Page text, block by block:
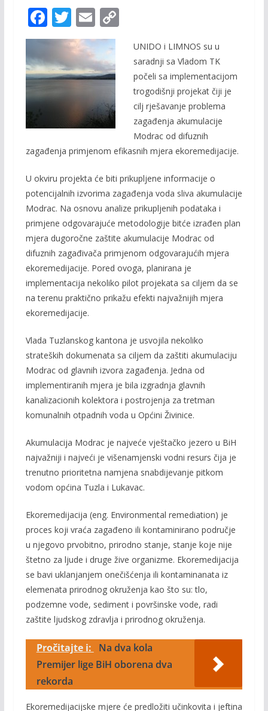
F
ac
b
o
o
k
T
w
itt
er
E
m
ai
l
C
Li
UNIDO i LIMNOS su u
saradnji sa Vladom TK
počeli sa implementacijom
trogodišnji projekat čiji je
cilj rješavanje problema
zagađenja akumulacije
Modrac od difuznih
zagađenja primjenom efikasnih mjera ekoremedijacije.
U okviru projekta će biti prikupljene informacije o
potencijalnih izvorima zagađenja voda sliva akumulacije
Modrac. Na osnovu analize prikupljenih podataka i
primjene odgovarajuće metodologije bitće izrađen plan
mjera dugoročne zaštite akumulacije Modrac od
difuznih zagađivača primjenom odgovarajućih mjera
ekoremedijacije. Pored ovoga, planirana je
implementacija nekoliko pilot projekata sa ciljem da se
na terenu praktično prikažu efekti najvažnijih mjera
ekoremedijacije.
Vlada Tuzlanskog kantona je usvojila nekoliko
strateških dokumenata sa ciljem da zaštiti akumulaciju
Modrac od glavnih izvora zagađenja. Jedna od
implementiranih mjera je bila izgradnja glavnih
kanalizacionih kolektora i postrojenja za tretman
komunalnih otpadnih voda u Općini Živinice.
Akumulacija Modrac je najveće vještačko jezero u BiH
najvažniji i najveći je višenamjenski vodni resurs čija je
trenutno prioritetna namjena snabdijevanje pitkom
vodom općina Tuzla i Lukavac.
Ekoremedijacija (eng. Environmental remediation) je
proces koji vraća zagađeno ili kontaminirano područje
u njegovo prvobitno, prirodno stanje, stanje koje nije
štetno za ljude i druge žive organizme. Ekoremedijacija
se bavi uklanjanjem onečišćenja ili kontaminanata iz
elemenata prirodnog okruženja kao što su: tlo,
podzemne vode, sediment i površinske vode, radi
zaštite ljudskog zdravlja i prirodnog okruženja.
Pročitajte i:
Na dva kola
Premijer lige BiH oborena dva
rekorda
Ekoremedijacijske mjere će predložiti učinkovita i jeftina